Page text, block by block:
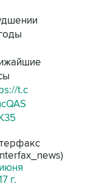
t.c
г.